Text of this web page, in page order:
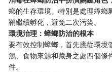
螂的生存環境。特別是處理蟑螂
鞘繼續孵化，避免二次污染。
環境治理：蟑螂防治的根本
要有效控制蟑螂，首先應從環境
濕、食物來源和藏身之處四個條
件。